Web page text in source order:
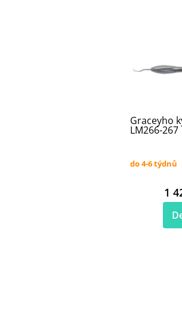
Graceyho
LM266-267
do 4-6 týdnů
1